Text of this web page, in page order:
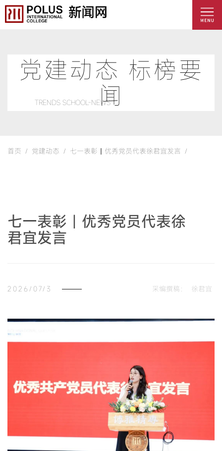
TRENDS SCHOOL-NEWS
党建动态 标榜要
闻
首页 / 党建动态 / 七一表彰丨优秀党员代表徐君宜发言 /
七一表彰丨优秀党员代表徐
君宜发言
2026/07/3 采编撰稿： 徐君宜